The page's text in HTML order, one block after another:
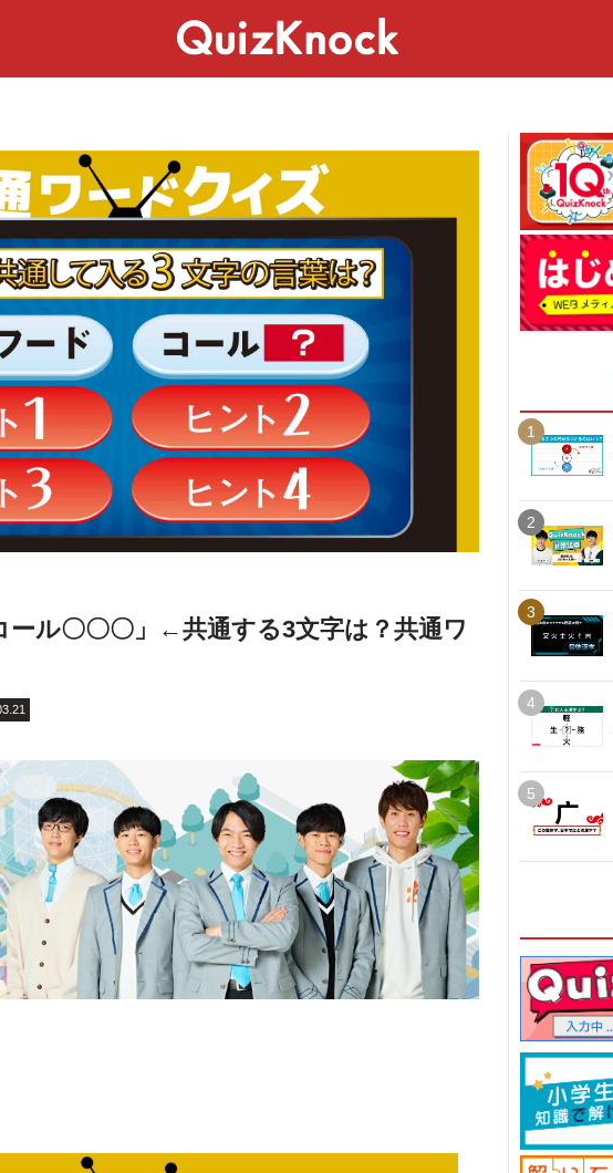
ール〇〇〇」←共通する3文字は？共通ワ
1
2
3
4
5